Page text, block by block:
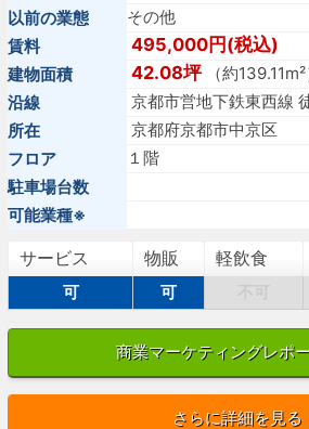
以前の業態
その他
賃料
495,000円(税込)
建物面積 42.08坪（約139.11m²
沿線
京都市営地下鉄東西線
所在
京都府京都市中京区
フロア
１階
駐車場台数
可能業種※
サービス 物販 軽飲食
可 可
商業マーケティングレポ
さらに詳細を見る